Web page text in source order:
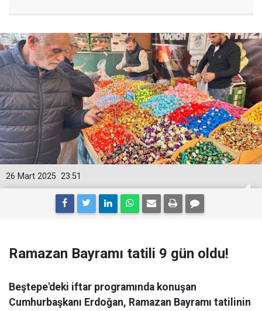
23:51
26 Mart 2025
Ramazan Bayramı tatili 9 gün oldu!
Beştepe'deki iftar programında konuşan
Cumhurbaşkanı Erdoğan, Ramazan Bayramı tatilinin